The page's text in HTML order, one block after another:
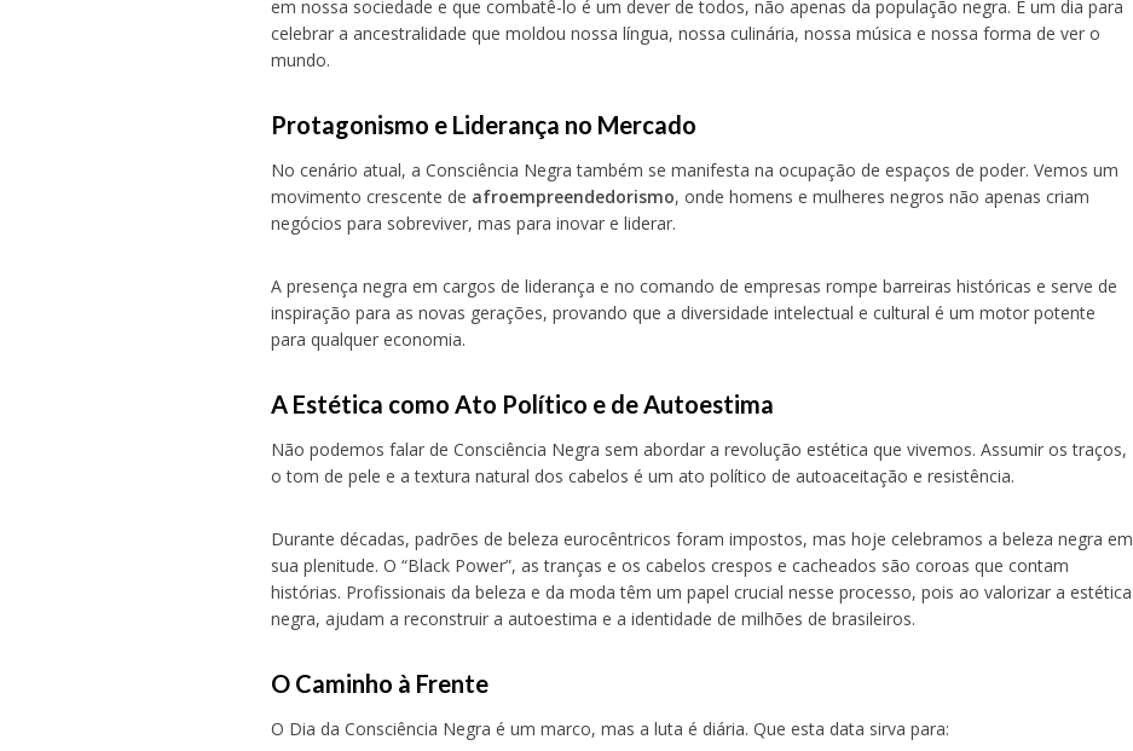
em nossa sociedade e que combatê-lo é um dever de todos, não apenas da população negra. É um dia para
celebrar a ancestralidade que moldou nossa língua, nossa culinária, nossa música e nossa forma de ver o
mundo.
Protagonismo e Liderança no Mercado
No cenário atual, a Consciência Negra também se manifesta na ocupação de espaços de poder. Vemos um
movimento crescente de afroempreendedorismo, onde homens e mulheres negros não apenas criam
negócios para sobreviver, mas para inovar e liderar.
A presença negra em cargos de liderança e no comando de empresas rompe barreiras históricas e serve de
inspiração para as novas gerações, provando que a diversidade intelectual e cultural é um motor potente
para qualquer economia.
A Estética como Ato Político e de Autoestima
Não podemos falar de Consciência Negra sem abordar a revolução estética que vivemos. Assumir os traços,
o tom de pele e a textura natural dos cabelos é um ato político de autoaceitação e resistência.
Durante décadas, padrões de beleza eurocêntricos foram impostos, mas hoje celebramos a beleza negra em
sua plenitude. O “Black Power”, as tranças e os cabelos crespos e cacheados são coroas que contam
histórias. Profissionais da beleza e da moda têm um papel crucial nesse processo, pois ao valorizar a estética
negra, ajudam a reconstruir a autoestima e a identidade de milhões de brasileiros.
O Caminho à Frente
O Dia da Consciência Negra é um marco, mas a luta é diária. Que esta data sirva para: